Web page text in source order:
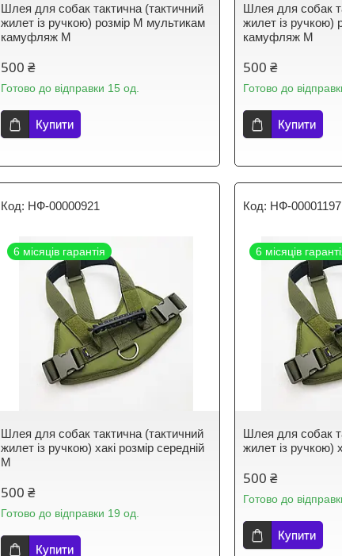
Шлея для собак тактична (тактичний
жилет із ручкою) розмір М мультикам
камуфляж M
500 ₴
Готово до відправки 15 од.
Купити
Шлея для собак
жилет із ручкою)
камуфляж M
500 ₴
Готово до
Купити
НФ-00000921
6 місяців гарантія
Шлея для собак тактична (тактичний
жилет із ручкою) хакі розмір середній
M
500 ₴
Готово до відправки 19 од.
Купити
НФ-00001197
6 місяців
Шлея для собак
жилет із ручкою)
500 ₴
Готово до
Купити